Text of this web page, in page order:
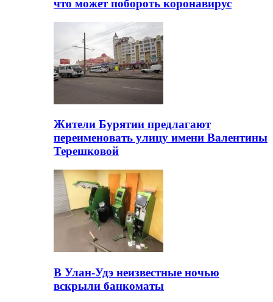
что может побороть коронавирус
Жители Бурятии предлагают
переименовать улицу имени Валентины
Терешковой
В Улан-Удэ неизвестные ночью
вскрыли банкоматы